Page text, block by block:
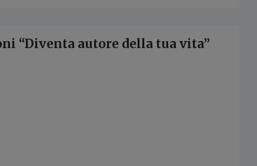
“Diventa autore della tua vita”